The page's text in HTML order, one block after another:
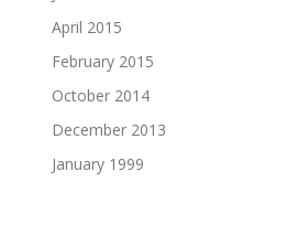
April 2015
February 2015
October 2014
December 2013
January 1999